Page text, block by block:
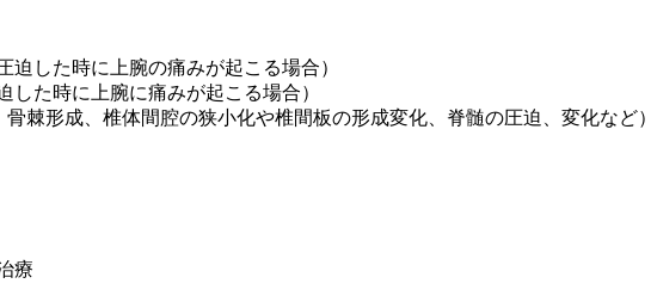
迫した時に上腕の痛みが起こる場合）
した時に上腕に痛みが起こる場合）
棘形成、椎体間腔の狭小化や椎間板の形成変化、脊髄の圧迫、変化など）
療